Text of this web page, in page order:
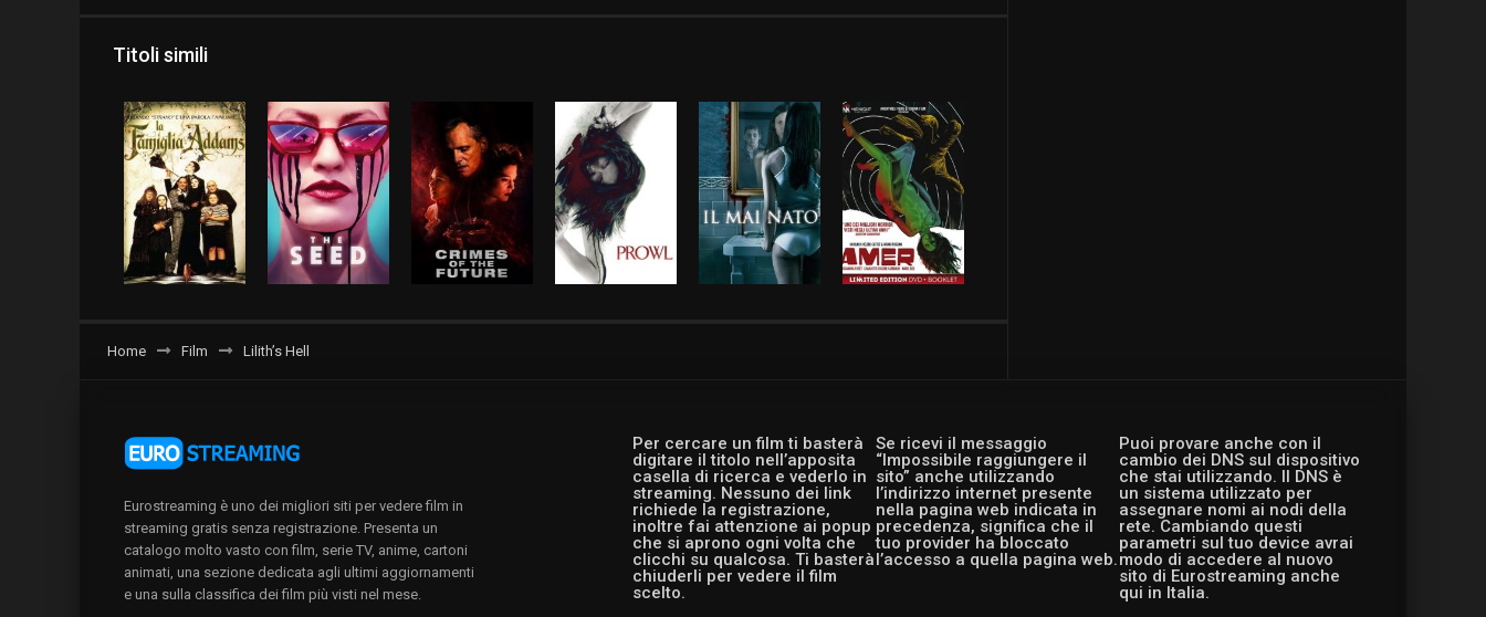
Titoli simili
Home Film Lilith’s Hell
Per cercare un film ti basterà
digitare il titolo nell’apposita
casella di ricerca e vederlo in
streaming. Nessuno dei link
richiede la registrazione,
inoltre fai attenzione ai popup
che si aprono ogni volta che
clicchi su qualcosa. Ti basterà
chiuderli per vedere il film
scelto.
Se ricevi il messaggio
“Impossibile raggiungere il
sito” anche utilizzando
l’indirizzo internet presente
nella pagina web indicata in
precedenza, significa che il
tuo provider ha bloccato
l’accesso a quella pagina web.
Puoi provare anche con il
cambio dei DNS sul dispositivo
che stai utilizzando. Il DNS è
un sistema utilizzato per
assegnare nomi ai nodi della
rete. Cambiando questi
parametri sul tuo device avrai
modo di accedere al nuovo
sito di Eurostreaming anche
qui in Italia.
Eurostreaming è uno dei migliori siti per vedere film in
streaming gratis senza registrazione. Presenta un
catalogo molto vasto con film, serie TV, anime, cartoni
animati, una sezione dedicata agli ultimi aggiornamenti
e una sulla classifica dei film più visti nel mese.